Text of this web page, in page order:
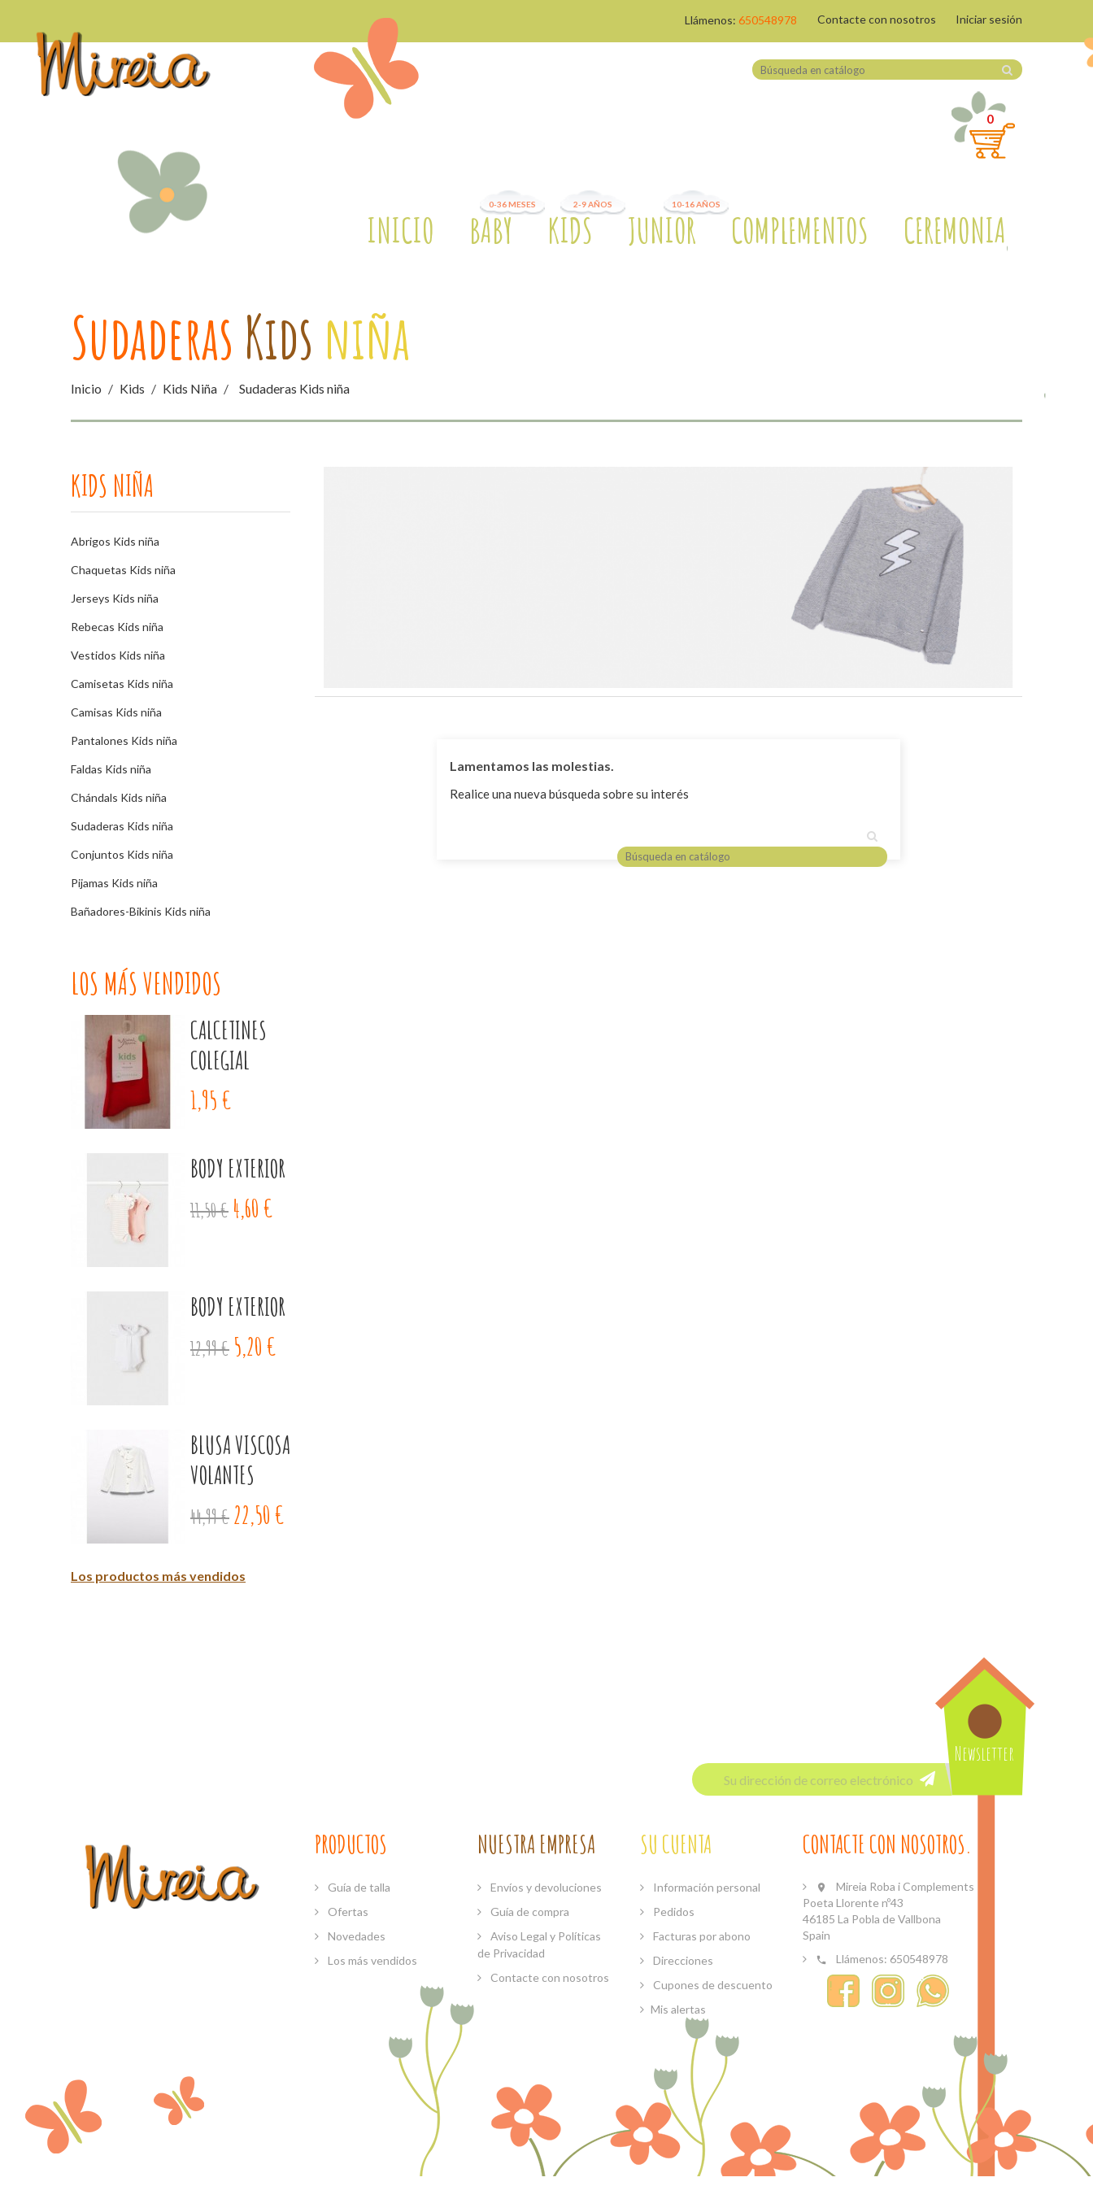
Iniciar sesión
Llámenos: 650548978 Contacte con nosotros
0
INICIO BABY
0-36 MESES
KIDS
2-9 AÑOS
JUNIOR
10-16 AÑOS
COMPLEMENTOS CEREMONIA
Sudaderas Kids niña
Inicio Kids Kids Niña Sudaderas Kids niña
KIDS NIÑA
Abrigos Kids niña
Chaquetas Kids niña
Jerseys Kids niña
Rebecas Kids niña
Vestidos Kids niña
Camisetas Kids niña
Camisas Kids niña
Pantalones Kids niña
Faldas Kids niña
Chándals Kids niña
Sudaderas Kids niña
Conjuntos Kids niña
Pijamas Kids niña
Bañadores-Bikinis Kids niña
LOS MÁS VENDIDOS
CALCETINES
COLEGIAL
1,95 €
BODY EXTERIOR
11,50 € 4,60 €
BODY EXTERIOR
12,99 € 5,20 €
BLUSA VISCOSA
VOLANTES
44,99 € 22,50 €
Los productos más vendidos
Lamentamos las molestias.
Realice una nueva búsqueda sobre su interés
Newsletter
PRODUCTOS
Guía de talla
Ofertas
Novedades
Los más vendidos
NUESTRA EMPRESA
Envíos y devoluciones
Guía de compra
Aviso Legal y Políticas
de Privacidad
Contacte con nosotros
SU CUENTA
Información personal
Pedidos
Facturas por abono
Direcciones
Cupones de descuento
Mis alertas
CONTACTE CON NOSOTROS.

Mireia Roba i Complements
Poeta Llorente nº43
46185 La Pobla de Vallbona
Spain
 Llámenos: 650548978